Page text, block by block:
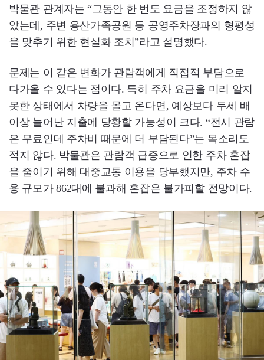
박물관 관계자는 “그동안 한 번도 요금을 조정하지 않
았는데, 주변 용산가족공원 등 공영주차장과의 형평성
을 맞추기 위한 현실화 조치”라고 설명했다.
문제는 이 같은 변화가 관람객에게 직접적 부담으로
다가올 수 있다는 점이다. 특히 주차 요금을 미리 알지
못한 상태에서 차량을 몰고 온다면, 예상보다 두세 배
이상 늘어난 지출에 당황할 가능성이 크다. “전시 관람
은 무료인데 주차비 때문에 더 부담된다”는 목소리도
적지 않다. 박물관은 관람객 급증으로 인한 주차 혼잡
을 줄이기 위해 대중교통 이용을 당부했지만, 주차 수
용 규모가 862대에 불과해 혼잡은 불가피할 전망이다.